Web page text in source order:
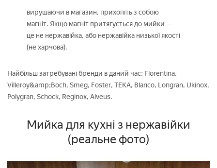
вирушаючи в магазин, прихопіть з собою
магніт. Якщо магніт притягується до мийки —
це не нержавійка, або нержавійка низької якості
(не харчова).
Найбільш затребувані бренди в даний час: Florentina,
Villeroy&amp;Boch, Smeg, Foster, TEKA, Blanco, Longran, Ukinox,
Polygran, Schock, Reginox, Alveus.
Мийка для кухні з нержавійки
(реальне фото)